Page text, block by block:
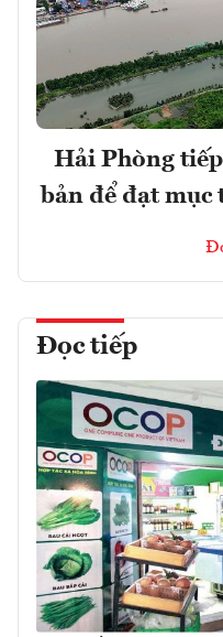
Hải Phòng
bản để đạt mục
Đọc tiếp